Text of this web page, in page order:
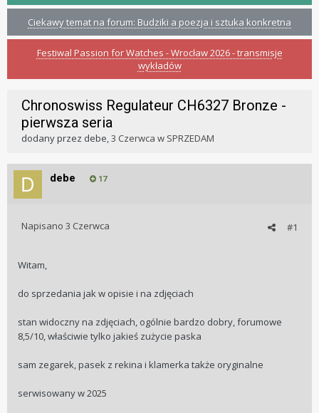
Ciekawy temat na forum: Budziki a poezja i sztuka konkretna
Festiwal Passion for Watches - Wrocław 2026 - transmisje
wykładów
Chronoswiss Regulateur CH6327 Bronze -
pierwsza seria
dodany przez debe,3 Czerwca w SPRZEDAM
debe 17
#1
Napisano 3 Czerwca
Witam,
do sprzedania jak w opisie i na zdjęciach
stan widoczny na zdjęciach, ogólnie bardzo dobry, forumowe
8,5/10, właściwie tylko jakieś zużycie paska
sam zegarek, pasek z rekina i klamerka także oryginalne
serwisowany w 2025